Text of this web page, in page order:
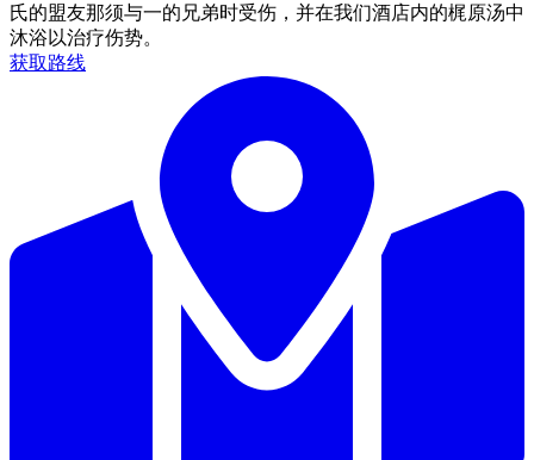
氏的盟友那须与一的兄弟时受伤，并在我们酒店内的梶原汤中
沐浴以治疗伤势。
获取路线